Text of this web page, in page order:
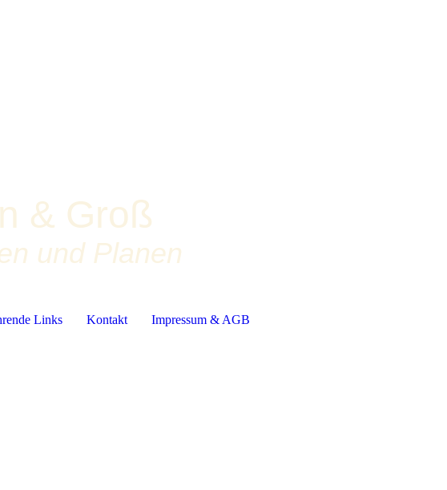
& Groß
und Planen
Links Kontakt Impressum & AGB